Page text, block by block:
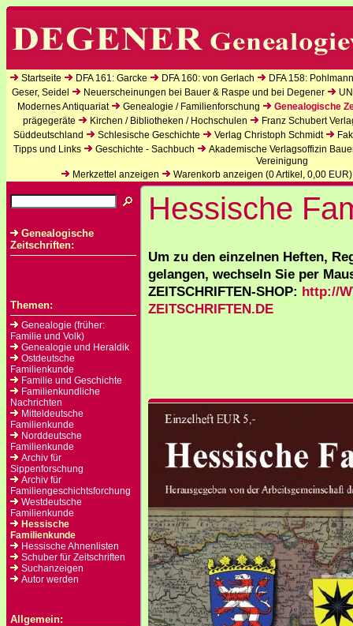
Startseite DFA 161: Garcke DFA 160: von Gerlach
DFA 158:
Geser, Seidel
Neuerscheinungen bei Bauer & Raspe und bei Degener
Modernes Antiquariat
Genealogie / Familienforschung
Genealogische
prägegeräte
Kirchen / Bibliotheken / Hochschulen
Franz Schubert
Süddeutschland
Schlesische Geschichte Verlag Christoph Schmidt
Tipps und Links
Geschichte - Sachbuch
Akademische Verlagsoffizin
Vereinigung
Merkzettel anzeigen
Warenkorb anzeigen (0Artikel, 0,00 EUR)
Genealogische
Zeitschriften:
Themen:
Genealogie (früher:
Familie und Volk)
Genealogie und Heraldik
Ostdeutsche
Familienkunde
Familie und Geschichte
Familienkundliche
Nachrichten
Mitteldeutsche
Familienkunde
Norddeutsche
Familienkunde
Archiv für
Sippenforschung
Archiv für
Familiengeschichtsforchung
Westdeutsche
Familienkunde
Hessische
Familienkunde
Hessische Ahnenlisten
Schuber für Zeitschriften
Suchanzeigen
Autor werden
Allgemein:
Hessische
Um zu den einzelnen Heften,
gelangen, wechseln Sie per
ZEITSCHRIFTEN-SHOP: http://
ZEITSCHRIFTEN.DE